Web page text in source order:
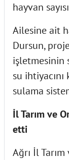
hayvan
Ailesine ait
Dursun,
işletmesinin
su
sulama
İl Tarım ve
etti
Ağrı İl